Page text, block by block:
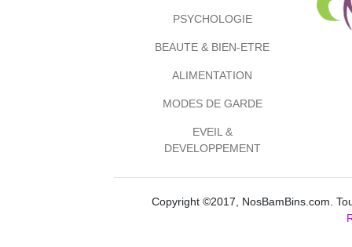
PSYCHOLOGIE
BEAUTE & BIEN-ETRE
ALIMENTATION
MODES DE GARDE
EVEIL &
DEVELOPPEMENT
Copyright ©2017, NosBamBins.com.